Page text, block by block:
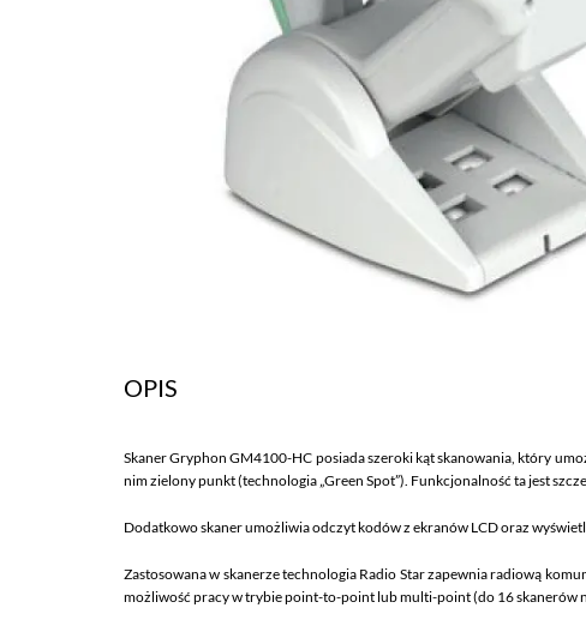
OPIS
Skaner Gryphon GM4100-HC posiada szeroki kąt skanowania, który
nim zielony punkt (technologia „Green Spot”). Funkcjonalność ta jest
Dodatkowo skaner umożliwia odczyt kodów z ekranów LCD oraz
Zastosowana w skanerze technologia Radio Star zapewnia radiową
możliwość pracy w trybie point-to-point lub multi-point (do 16 skanerów